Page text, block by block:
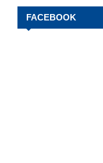
FACEBOOK